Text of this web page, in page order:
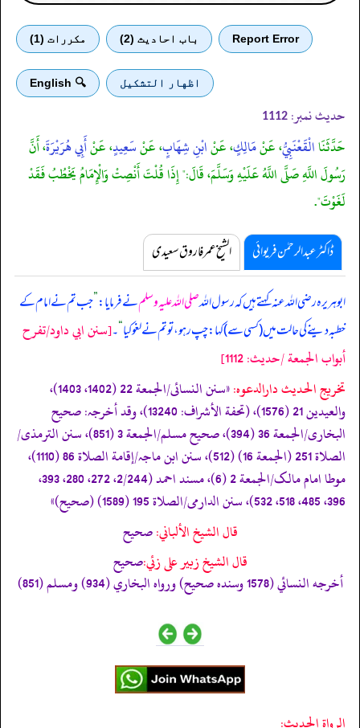
Report Error باب احادیث (2) مكررات (1)
اظهار التشكيل 🔍 English
حدیث نمبر: 1112
حَدَّثَنَاالْقَعْنَبِيُّ، عَنْمَالِكٍ، عَنْابْنِ شِهَابٍ، عَنْسَعِيدٍ، عَنْأَبِي هُرَيْرَةَ، أَنَّ
رَسُولَ اللَّهِ صَلَّى اللَّهُ عَلَيْهِ وَسَلَّمَ، قَالَ:" إِذَا قُلْتَ أَنْصِتْ وَالْإِمَامُ يَخْطُبُ فَقَدْ
لَغَوْتَ".
ڈاکٹر عبدالرحمٰن فریوائی الشیخ عمر فاروق سعیدی
ابوہریرہ رضی اللہ عنہ کہتے ہیں کہرسول اللہصلی اللہ علیہ وسلمنے فرمایا:”جب تم نے امام کے
خطبہ دینے کی حالت میں (کسی سے) کہا: چپ رہو، تو تم نے لغو کیا“۔[سنن ابي داود/تفرح
أبواب الجمعة /حدیث: 1112]
تخریج الحدیث دارالدعوہ:
«‏‏‏‏سنن النسائی/الجمعة 22 (1402، 1403)،
والعیدین 21 (1576)، (تحفة الأشراف: 13240)، وقد أخرجہ: صحیح
البخاری/الجمعة 36 (394)، صحیح مسلم/الجمعة 3 (851)، سنن الترمذی/
الصلاة 251 (الجمعة 16) (512)، سنن ابن ماجہ/إقامة الصلاة 86 (1110)،
موطا امام مالک/الجمعة 2 (6)، مسند احمد (2/244، 272، 280، 393،
396، 485، 518، 532)، سنن الدارمی/الصلاة 195 (1589) (صحیح)»
قال الشيخ الألباني:صحيح
قال الشيخ زبير على زئي:صحيح
أخرجه النسائي (1578 وسنده صحيح) ورواه البخاري (934) ومسلم (851)